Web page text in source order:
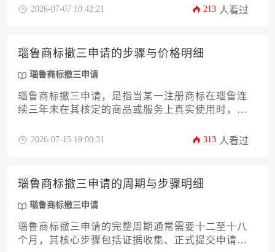
注册的法定程序。其价格主要取决于代理服务费
2026-07-07 10:42:21 213 人看过
瑙鲁商标撤三申请的步骤与价格明细
瑙鲁商标撤三申请
瑙鲁商标撤三申请，是指当某一注册商标在瑙鲁连
续三年未在其核定的商品或服务上真实使用时，任
该商标注册的程序。其步骤主要涵盖证据收集、申
2026-07-15 19:00:31 313 人看过
瑙鲁商标撤三申请的周期与步骤明细
瑙鲁商标撤三申请
瑙鲁商标撤三申请的完整周期通常需要十二至十八
个月，其核心步骤包括证据收集、正式提交申请、